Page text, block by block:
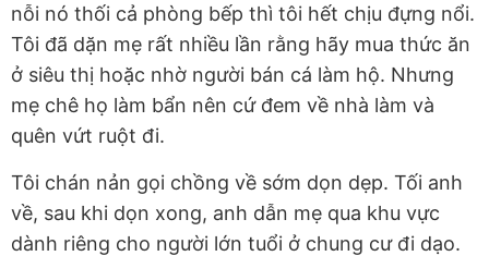
nỗi nó thối cả phòng bếp thì tôi hết chịu đựng nổi.
Tôi đã dặn mẹ rất nhiều lần rằng hãy mua thức ăn
ở siêu thị hoặc nhờ người bán cá làm hộ. Nhưng
mẹ chê họ làm bẩn nên cứ đem về nhà làm và
quên vứt ruột đi.
Tôi chán nản gọi chồng về sớm dọn dẹp. Tối anh
về, sau khi dọn xong, anh dẫn mẹ qua khu vực
dành riêng cho người lớn tuổi ở chung cư đi dạo.